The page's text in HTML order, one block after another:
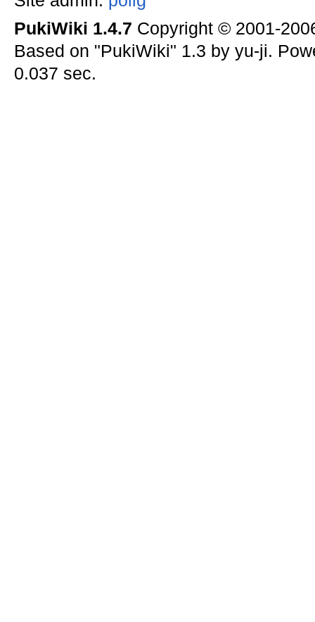
PukiWiki 1.4.7 Copyright © 2001-
Based on "PukiWiki" 1.3 by yu-ji.
0.037 sec.